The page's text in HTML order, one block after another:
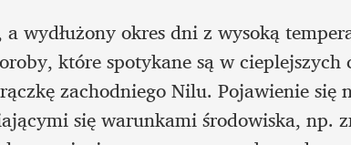
wydłużony okres dni z wysoką
które spotykane są w cieplejszych
zachodniego Nilu. Pojawienie się
się warunkami środowiska, np.